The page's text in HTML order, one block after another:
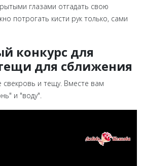
глазами отгадать свою
потрогать кисти рук только, сами
конкурс для
для сближения
и тещу. Вместе вам
и "воду".